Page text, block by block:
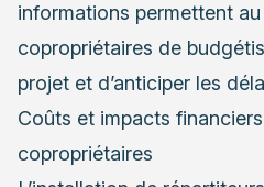
informations permettent
copropriétaires de
projet et d’anticiper les
Coûts et impacts
copropriétaires